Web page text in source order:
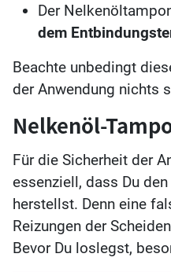
Der
dem
Beachte unbedingt
der Anwendung nichts
Nelkenöl-
Für die Sicherheit der
essenziell, dass Du
herstellst. Denn eine
Reizungen der
Bevor Du loslegst,